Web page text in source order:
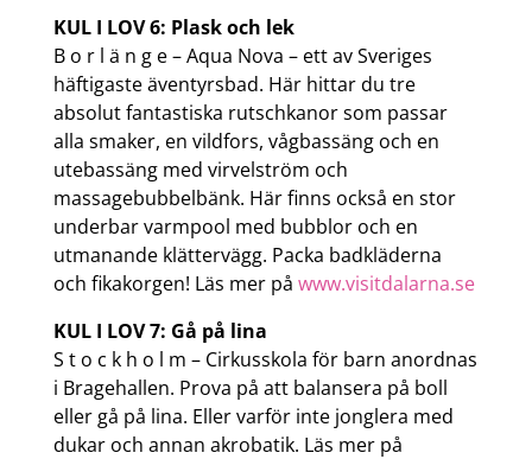
KUL I LOV 6: Plask och lek
B o r l ä n g e – Aqua Nova – ett av Sveriges
häftigaste äventyrsbad. Här hittar du tre
absolut fantastiska rutschkanor som passar
alla smaker, en vildfors, vågbassäng och en
utebassäng med virvelström och
massagebubbelbänk. Här finns också en stor
underbar varmpool med bubblor och en
utmanande klättervägg. Packa badkläderna
och fikakorgen! Läs mer på www.visitdalarna.se
KUL I LOV 7: Gå på lina
S t o c k h o l m – Cirkusskola för barn anordnas
i Bragehallen. Prova på att balansera på boll
eller gå på lina. Eller varför inte jonglera med
dukar och annan akrobatik. Läs mer på